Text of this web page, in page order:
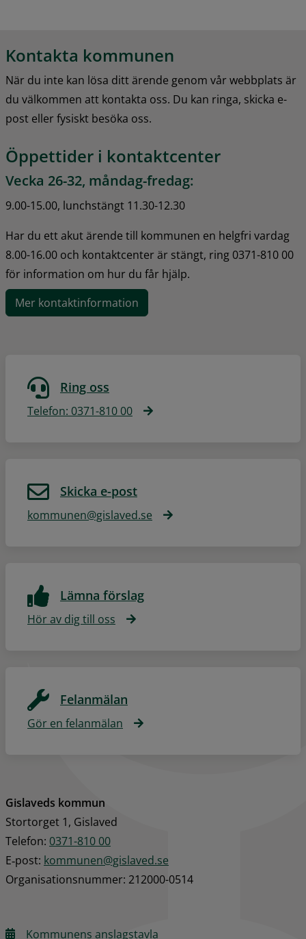
Kontakta kommunen
När du inte kan lösa ditt ärende genom vår webbplats är
du välkommen att kontakta oss. Du kan ringa, skicka e-
post eller fysiskt besöka oss.
Öppettider i kontaktcenter
Vecka 26-32, måndag-fredag:
9.00-15.00, lunchstängt 11.30-12.30
Har du ett akut ärende till kommunen en helgfri vardag
8.00-16.00 och kontaktcenter är stängt, ring 0371-810 00
för information om hur du får hjälp.
Mer kontaktinformation
Ring oss
Telefon: 0371-810 00
Skicka e-post
kommunen@gislaved.se
Lämna förslag
Hör av dig till oss
Felanmälan
Gör en felanmälan
Gislaveds kommun
Stortorget 1, Gislaved
Telefon: 0371-810 00
E‑post: kommunen@gislaved.se
Organisationsnummer: 212000-0514
Kommunens anslagstavla